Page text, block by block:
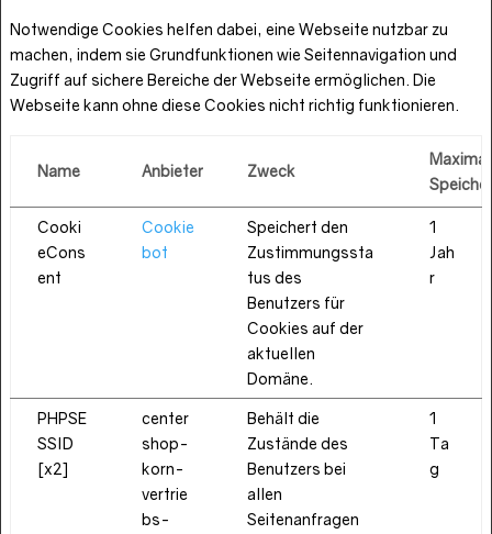
Notwendige Cookies helfen dabei, eine Webseite nutzbar zu
machen, indem sie Grundfunktionen wie Seitennavigation und
Zugriff auf sichere Bereiche der Webseite ermöglichen. Die
Webseite kann ohne diese Cookies nicht richtig funktionieren.
Name Anbieter Zweck
Cooki
eCons
ent
Cookie
bot
Speichert den
Zustimmungssta
tus des
Benutzers für
Cookies auf der
aktuellen
Domäne.
1
Jah
r
PHPSE
SSID
[x2]
center
shop-
korn-
vertrie
bs-
Behält die
Zustände des
Benutzers bei
allen
Seitenanfragen
1
Ta
g